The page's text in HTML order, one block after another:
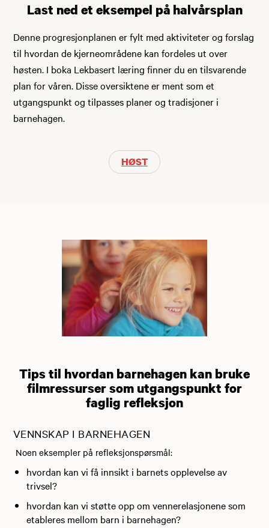
Last ned et eksempel på halvårsplan
Denne progresjonplanen er fylt med aktiviteter og forslag
til hvordan de kjerneområdene kan fordeles ut over
høsten. I boka Lekbasert læring finner du en tilsvarende
plan for våren. Disse oversiktene er ment som et
utgangspunkt og tilpasses planer og tradisjoner i
barnehagen.
HØST
Tips til hvordan barnehagen kan bruke
filmressurser som utgangspunkt for
faglig refleksjon
VENNSKAP I BARNEHAGEN
Noen eksempler på refleksjonspørsmål:
hvordan kan vi få innsikt i barnets opplevelse av
trivsel?
hvordan kan vi støtte opp om vennerelasjonene som
etableres mellom barn i barnehagen?